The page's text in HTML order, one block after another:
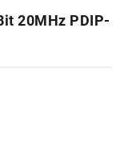
20MHz PDIP-